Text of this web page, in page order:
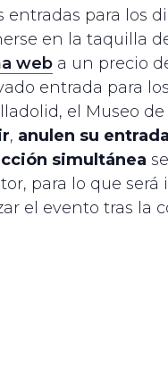
entradas para los
en la taquilla
web a un precio
entrada para
el Museo
, anulen su entrada
simultánea
para lo que
el evento tras la